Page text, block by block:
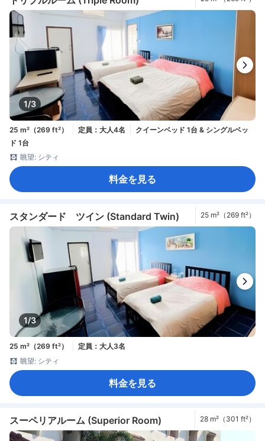
1/3
25 m²（269 ft²） 定員：大人4名
クイーンベッド 1台 & シングルベッ
ド 1台
眺望: シティ
料金を見る
スタンダード ツイン (Standard Twin) 25 m²（269 ft²）
1/3
25 m²（269 ft²）
定員：大人3名
眺望: シティ
料金を見る
スーペリアルーム (Superior Room) 28 m²（301 ft²）